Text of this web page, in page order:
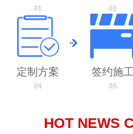
01 02
定制方案
04
签约施工
05
HOT NEWS